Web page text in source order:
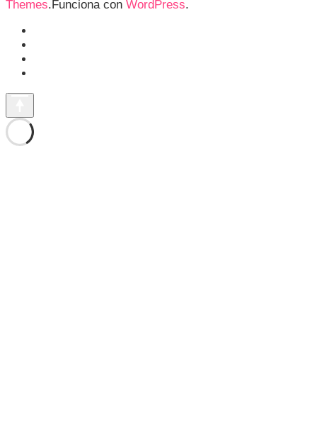
Themes.Funciona con WordPress.